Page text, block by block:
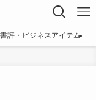
書評・ビジネスアイテム